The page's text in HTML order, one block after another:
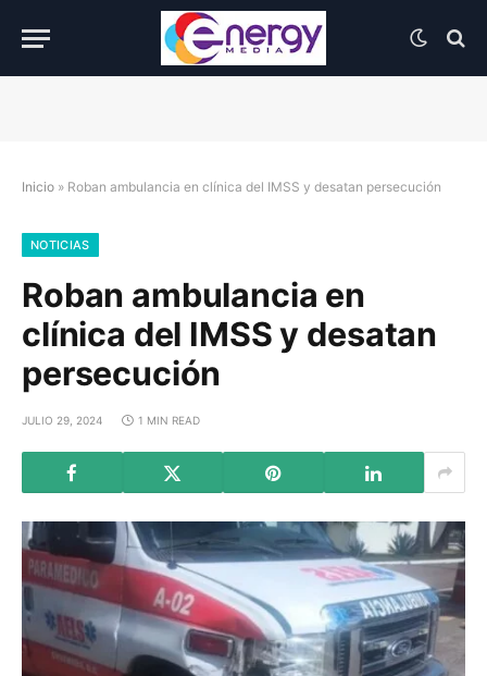
Inicio » Roban ambulancia en clínica del IMSS y desatan persecución
NOTICIAS
Roban ambulancia en
clínica del IMSS y desatan
persecución
JULIO 29, 2024 1 MIN READ